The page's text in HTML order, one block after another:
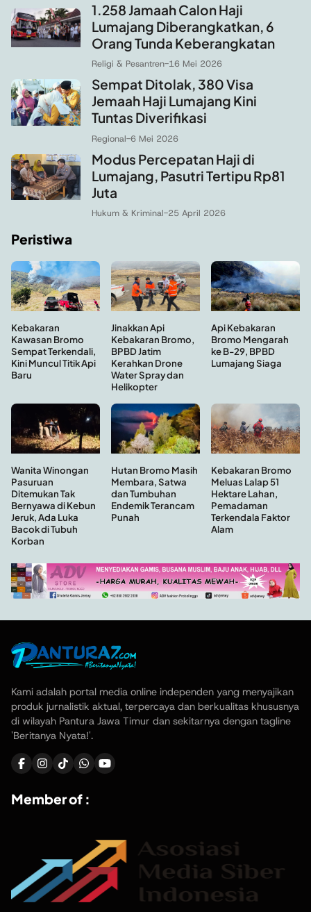
1.258 Jamaah Calon Haji
Lumajang Diberangkatkan, 6
Orang Tunda Keberangkatan
Religi & Pesantren-16 Mei 2026
Sempat Ditolak, 380 Visa
Jemaah Haji Lumajang Kini
Tuntas Diverifikasi
Regional-6 Mei 2026
Modus Percepatan Haji di
Lumajang, Pasutri Tertipu Rp81
Juta
Hukum & Kriminal-25 April 2026
Peristiwa
Kebakaran
Kawasan Bromo
Sempat Terkendali,
Kini Muncul Titik Api
Baru
Jinakkan Api
Kebakaran Bromo,
BPBD Jatim
Kerahkan Drone
Water Spray dan
Helikopter
Api Kebakaran
Bromo Mengarah
ke B-29, BPBD
Lumajang Siaga
Wanita Winongan
Pasuruan
Ditemukan Tak
Bernyawa di Kebun
Jeruk, Ada Luka
Bacok di Tubuh
Korban
Hutan Bromo Masih
Membara, Satwa
dan Tumbuhan
Endemik Terancam
Punah
Kebakaran Bromo
Meluas Lalap 51
Hektare Lahan,
Pemadaman
Terkendala Faktor
Alam
Kami adalah portal media online independen yang menyajikan
produk jurnalistik aktual, terpercaya dan berkualitas khususnya
di wilayah Pantura Jawa Timur dan sekitarnya dengan tagline
'Beritanya Nyata!'.
Member of :